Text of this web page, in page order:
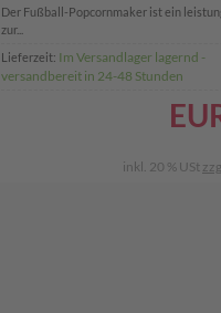
Der Fußball-Popcornmaker ist ein
zur...
Lieferzeit: Im Versandlager lagernd -
versandbereit in 24-48 Stunden
inkl. 20 % USt